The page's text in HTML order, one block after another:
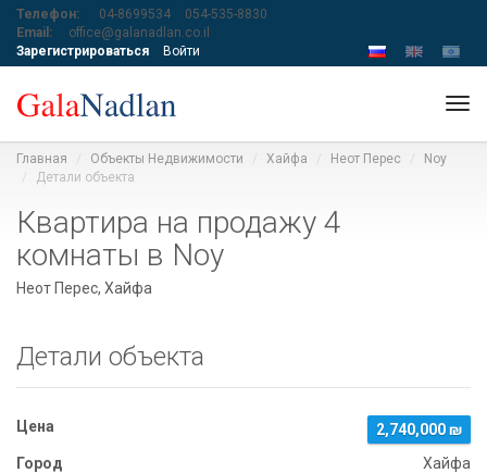
Телефон: 04-8699534
054-535-8830
Email:
office@galanadlan.co.il
Зарегистрироваться
Войти
Главная Объекты Недвижимости Хайфа Неот Перес
Noy
Детали объекта
Квартира на продажу 4
комнаты в Noy
Неот Перес, Хайфа
Детали объекта
Цена
2,740,000 ₪
Город
Хайфа